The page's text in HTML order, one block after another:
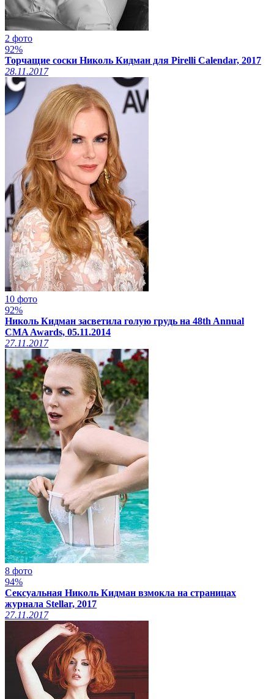
2 фото
92%
Торчащие соски Николь Кидман для Pirelli Calendar, 2017
28.11.2017
10 фото
92%
Николь Кидман засветила голую грудь на 48th Annual
CMA Awards, 05.11.2014
27.11.2017
8 фото
94%
Сексуальная Николь Кидман взмокла на страницах
журнала Stellar, 2017
27.11.2017